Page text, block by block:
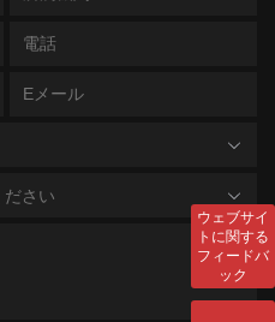
ださい
ウェブサイ
トに関する
フィードバ
ック